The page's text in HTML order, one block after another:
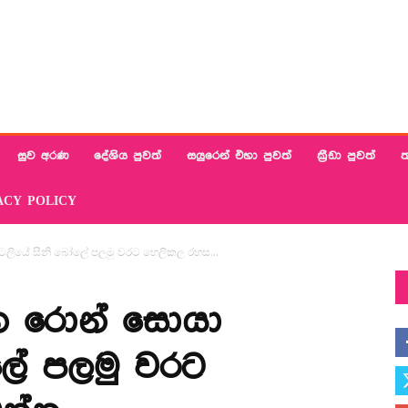
සුව අරණ දේශිය පුවත් සයුරෙන් එහා පුවත් ක්‍රීඩා පුවත්
POLICY
සීනි බෝලේ පලමු වරට හෙලිකල රහස...
රොන් සොයා
පලමු වරට